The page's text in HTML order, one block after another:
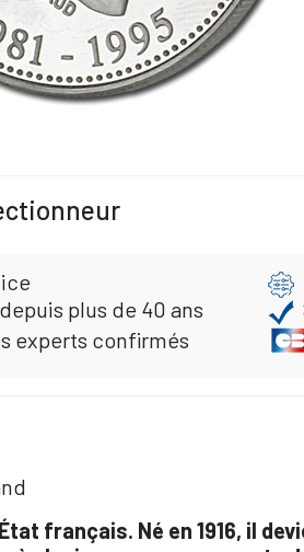
plus de 40 ans
experts confirmés
français. Né en 1916, il